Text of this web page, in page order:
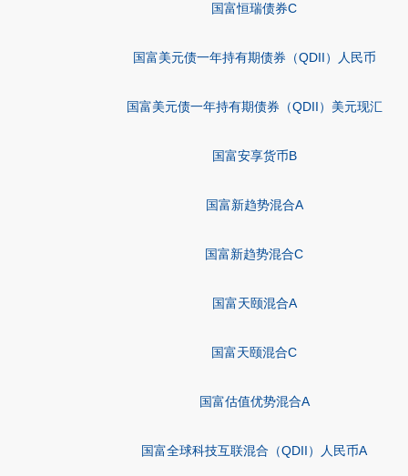
国富恒瑞债券C
国富美元债一年持有期债券（QDII）人民币
国富美元债一年持有期债券（QDII）美元现汇
国富安享货币B
国富新趋势混合A
国富新趋势混合C
国富天颐混合A
国富天颐混合C
国富估值优势混合A
国富全球科技互联混合（QDII）人民币A